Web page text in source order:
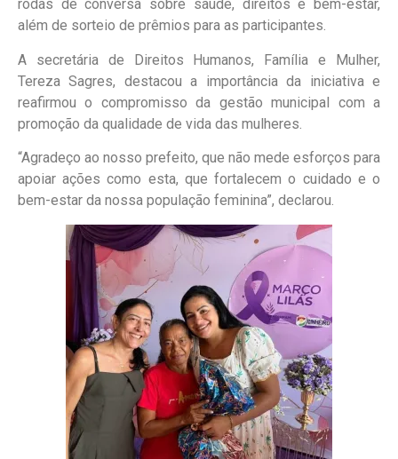
rodas de conversa sobre saúde, direitos e bem-estar,
além de sorteio de prêmios para as participantes.
A secretária de Direitos Humanos, Família e Mulher,
Tereza Sagres, destacou a importância da iniciativa e
reafirmou o compromisso da gestão municipal com a
promoção da qualidade de vida das mulheres.
“Agradeço ao nosso prefeito, que não mede esforços para
apoiar ações como esta, que fortalecem o cuidado e o
bem-estar da nossa população feminina”, declarou.